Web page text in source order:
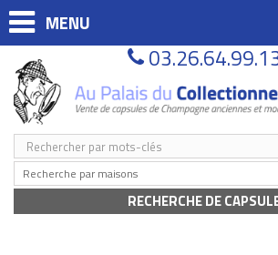
MENU
Recherche par maisons
RECHERCHE DE